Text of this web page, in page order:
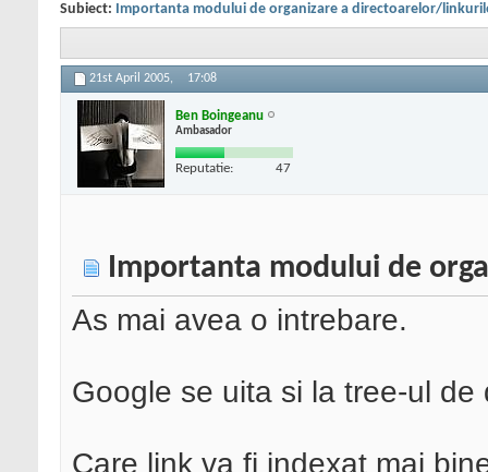
Subiect: Importanta modului de organizare a directoarelor/
21st April 2005, 17:08
Ben Boingeanu
Ambasador
Reputatie: 47
Importanta modului de
As mai avea o intrebare.
Google se uita si la tree-ul
Care link va fi indexat mai